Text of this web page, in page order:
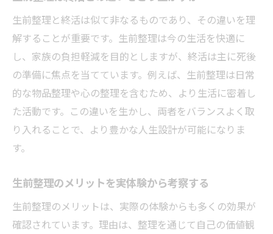
生前整理のメリットを最大限に引き出す準
備術
生前整理のやることリストで計画的に始め
るコツ
生前整理を始めるタイミングと心構えの重
要性
秘訣
生前整理における書類整理のポイントと手
順
生前整理と終活は似て非なるものであり、その違いを理
解することが重要です。生前整理は今の生活を快適に
し、家族の負担軽減を目的としますが、終活は主に死後
の準備に焦点を当てています。例えば、生前整理は日常
的な物品整理や心の整理を含むため、より生活に密着し
た活動です。この違いを生かし、両者をバランスよく取
り入れることで、より豊かな人生設計が可能になりま
す。
生前整理のメリットを実体験から考察する
生前整理のメリットは、実際の体験からも多くの効果が
確認されています。理由は、整理を通じて自己の価値観